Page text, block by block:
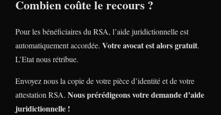
Combien coûte le recours ?
Pour les bénéficiaires du RSA, l’aide juridictionnelle est
automatiquement accordée. Votre avocat est alors gratuit.
L’Etat nous rétribue.
Envoyez nous la copie de votre pièce d’identité et de votre
attestation RSA. Nous prérédigeons votre demande d’aide
juridictionnelle !